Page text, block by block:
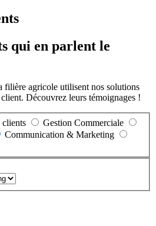
qui en parlent le
filière agricole utilisent nos solutions
Découvrez leurs témoignages !
clients
Gestion Commerciale
Communication & Marketing